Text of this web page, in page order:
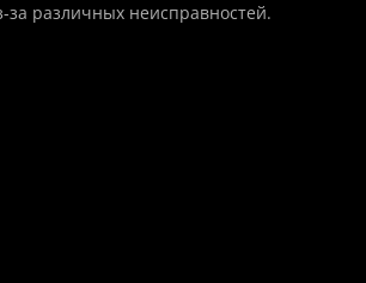
за различных неисправностей.